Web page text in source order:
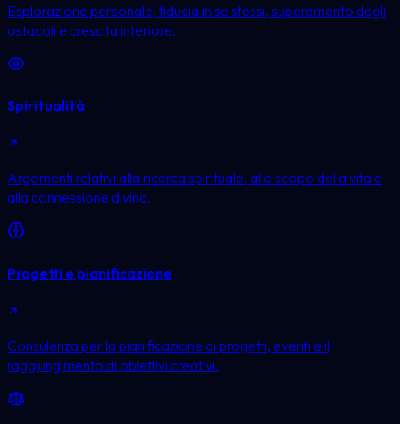
Esplorazione personale, fiducia in se stessi, superamento degli
ostacoli e crescita interiore.
Spiritualità
Argomenti relativi alla ricerca spirituale, allo scopo della vita e
alla connessione divina.
Progetti e pianificazione
Consulenza per la pianificazione di progetti, eventi e il
raggiungimento di obiettivi creativi.